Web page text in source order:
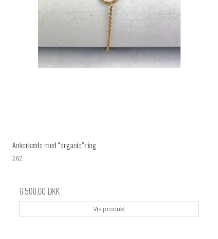
Ankerkæde med “organic” ring
262
6.500,00 DKK
Vis produkt